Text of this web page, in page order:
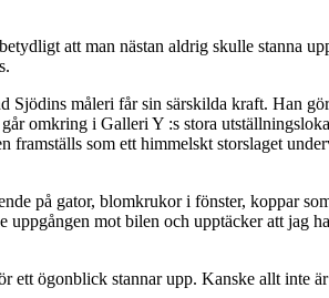
att man nästan aldrig skulle stanna
Sjödins måleri får sin särskilda kraft. Han
omkring i Galleri Y :s stora
som ett himmelskt storslaget
på gator, blomkrukor i fönster, koppar
mot bilen och upptäcker att jag
ett ögonblick stannar upp. Kanske allt inte